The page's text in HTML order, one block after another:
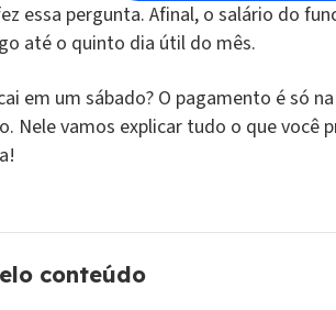
essa pergunta. Afinal, o salário do
até o quinto dia útil do mês.
em um sábado? O pagamento é só
Nele vamos explicar tudo o que você
conteúdo